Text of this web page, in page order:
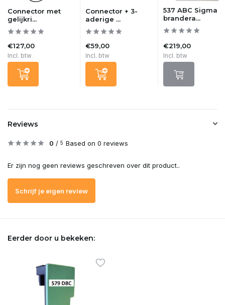
Connector met
gelijkri...
€127,00
Incl. btw
Connector + 3-
aderige ...
€59,00
Incl. btw
537 ABC Sigma
brandera...
€219,00
Incl. btw
Reviews
0 / 5 Based on 0 reviews
Er zijn nog geen reviews geschreven over dit product..
Schrijf je eigen review
Eerder door u bekeken: